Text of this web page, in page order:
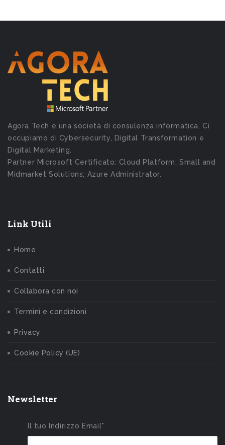
Agora Tech è una società di consulenza informatica. Ci
occupiamo di Cybersecurity, Digital Transformation e
Digital Marketing.
Partner Microsoft Certificato: Cloud Platform; Small and
Midmarket Solutions; Azure Administrator.
Link Utili
Home
Contatti
Collabora con noi
Termini e condizioni
Privacy
Cookie Policy (UE)
Newsletter
Il tuo Indirizzo Email*